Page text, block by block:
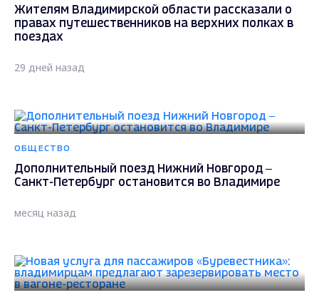
Жителям Владимирской области рассказали о
правах путешественников на верхних полках в
поездах
29 дней назад
ОБЩЕСТВО
Дополнительный поезд Нижний Новгород –
Санкт-Петербург остановится во Владимире
месяц назад